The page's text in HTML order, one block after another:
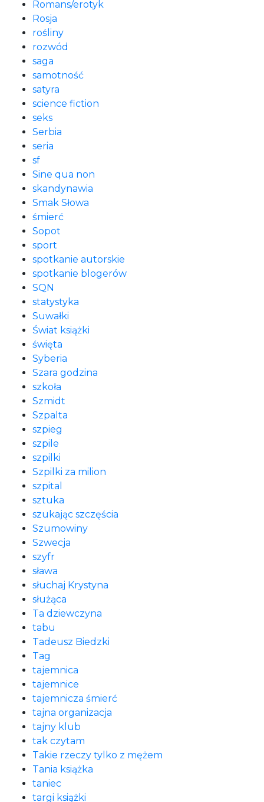
Romans/erotyk
Rosja
rośliny
rozwód
saga
samotność
satyra
science fiction
seks
Serbia
seria
sf
Sine qua non
skandynawia
Smak Słowa
śmierć
Sopot
sport
spotkanie autorskie
spotkanie blogerów
SQN
statystyka
Suwałki
Świat książki
święta
Syberia
Szara godzina
szkoła
Szmidt
Szpalta
szpieg
szpile
szpilki
Szpilki za milion
szpital
sztuka
szukając szczęścia
Szumowiny
Szwecja
szyfr
sława
słuchaj Krystyna
służąca
Ta dziewczyna
tabu
Tadeusz Biedzki
Tag
tajemnica
tajemnice
tajemnicza śmierć
tajna organizacja
tajny klub
tak czytam
Takie rzeczy tylko z mężem
Tania książka
taniec
targi książki